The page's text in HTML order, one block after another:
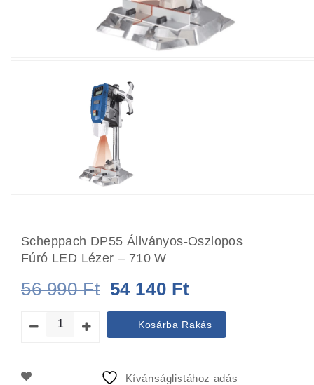
Scheppach DP55 Állványos-Oszlopos
Fúró LED Lézer – 710 W
56 990Ft Original
price
was:
56
54 140 Ft
price
is:
Kosárba Rakás
Kívánságlistához adás